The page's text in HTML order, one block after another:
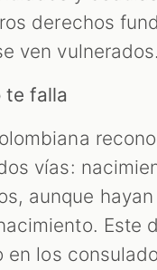
derechos
ven vulnerados.
te falla
vías:
aunque
Este
en los